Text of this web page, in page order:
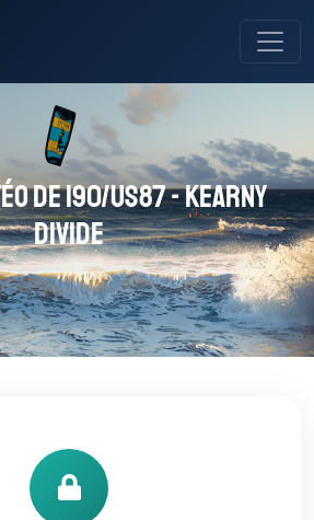
de I90/US87 - Kearny
Divide